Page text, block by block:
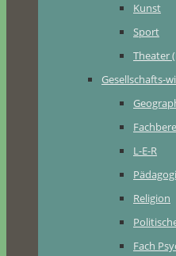
Kunst
Sport
Theater
Gesellschafts-
L-E-R
Religion
Fach